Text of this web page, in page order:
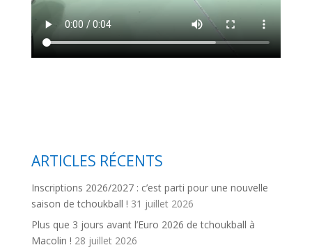
ARTICLES RÉCENTS
Inscriptions 2026/2027 : c’est parti pour une nouvelle
saison de tchoukball ! 31 juillet 2026
Plus que 3 jours avant l’Euro 2026 de tchoukball à
Macolin ! 28 juillet 2026